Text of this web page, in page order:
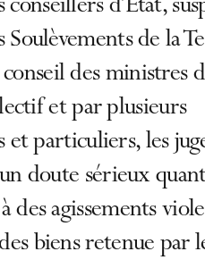
d’État,
de la
des ministres
et par plusieurs
particuliers, les
doute sérieux
agissements
biens retenue par